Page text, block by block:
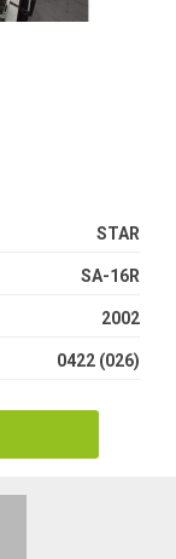
STAR
SA-16R
2002
0422 (026)